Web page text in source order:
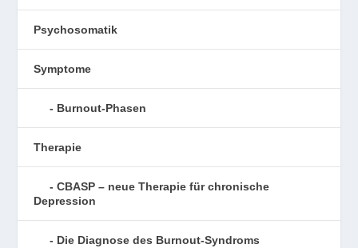
Psychosomatik
Symptome
Burnout-Phasen
Therapie
CBASP – neue Therapie für chronische
Depression
Die Diagnose des Burnout-Syndroms